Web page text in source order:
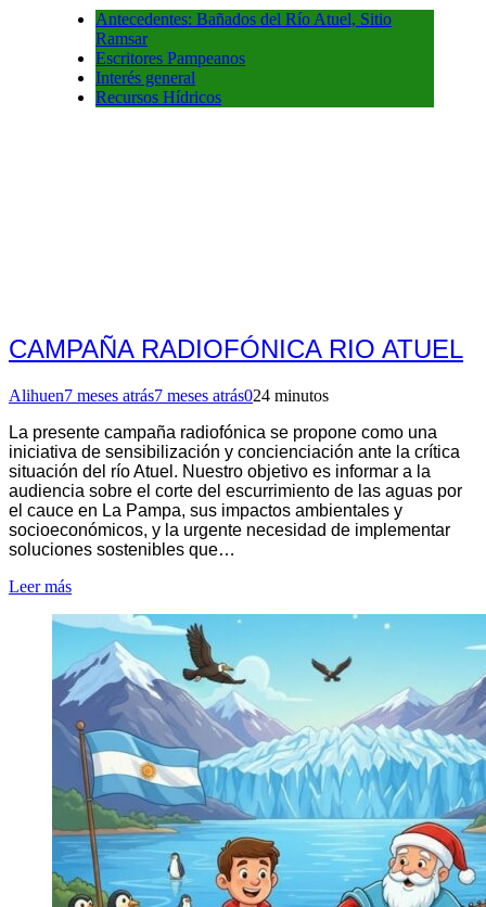
Antecedentes: Bañados del Río Atuel, Sitio
Ramsar
Escritores Pampeanos
Interés general
Recursos Hídricos
CAMPAÑA RADIOFÓNICA RIO ATUEL
Alihuen7 meses atrás7 meses atrás024 minutos
La presente campaña radiofónica se propone como una
iniciativa de sensibilización y concienciación ante la crítica
situación del río Atuel. Nuestro objetivo es informar a la
audiencia sobre el corte del escurrimiento de las aguas por
el cauce en La Pampa, sus impactos ambientales y
socioeconómicos, y la urgente necesidad de implementar
soluciones sostenibles que…
Leer más